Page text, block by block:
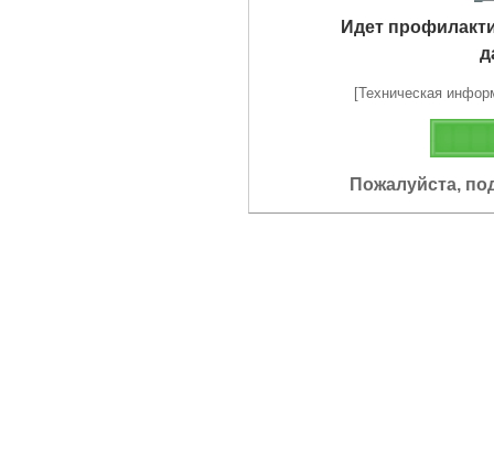
Идет
[Техническая
Пожалуйста,